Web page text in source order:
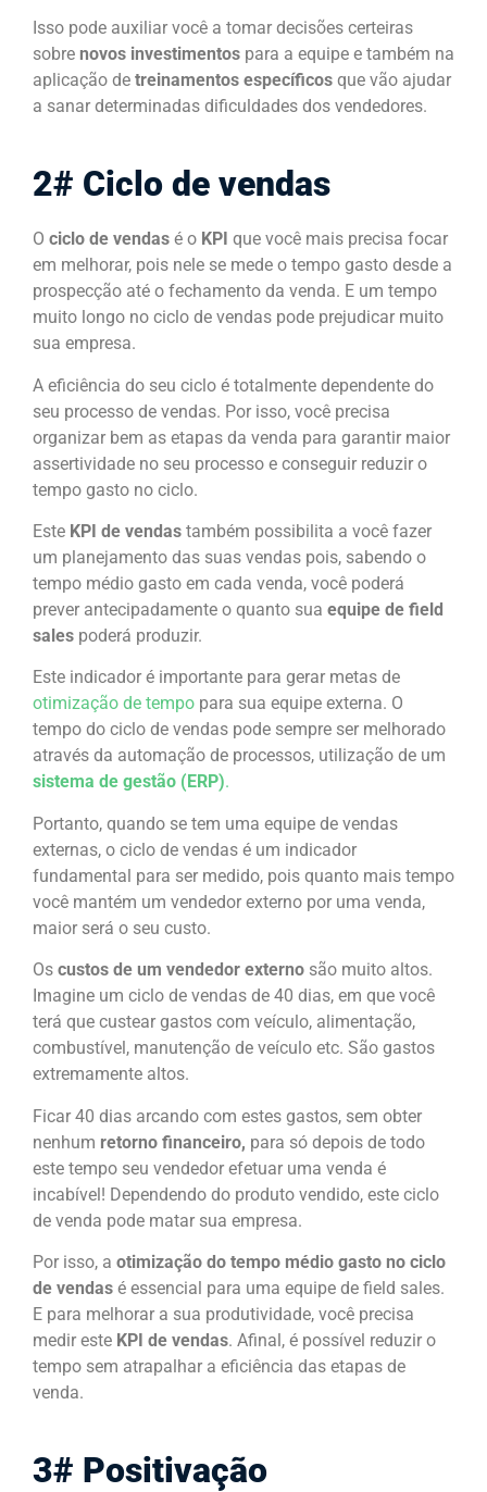
Isso pode auxiliar você a tomar decisões certeiras
sobre novos investimentos para a equipe e também na
aplicação de treinamentos específicos que vão ajudar
a sanar determinadas dificuldades dos vendedores.
2# Ciclo de vendas
O ciclo de vendas é o KPI que você mais precisa focar
em melhorar, pois nele se mede o tempo gasto desde a
prospecção até o fechamento da venda. E um tempo
muito longo no ciclo de vendas pode prejudicar muito
sua empresa.
A eficiência do seu ciclo é totalmente dependente do
seu processo de vendas. Por isso, você precisa
organizar bem as etapas da venda para garantir maior
assertividade no seu processo e conseguir reduzir o
tempo gasto no ciclo.
Este KPI de vendas também possibilita a você fazer
um planejamento das suas vendas pois, sabendo o
tempo médio gasto em cada venda, você poderá
prever antecipadamente o quanto sua equipe de field
sales poderá produzir.
Este indicador é importante para gerar metas de
otimização de tempo para sua equipe externa. O
tempo do ciclo de vendas pode sempre ser melhorado
através da automação de processos, utilização de um
sistema de gestão (ERP).
Portanto, quando se tem uma equipe de vendas
externas, o ciclo de vendas é um indicador
fundamental para ser medido, pois quanto mais tempo
você mantém um vendedor externo por uma venda,
maior será o seu custo.
Os custos de um vendedor externo são muito altos.
Imagine um ciclo de vendas de 40 dias, em que você
terá que custear gastos com veículo, alimentação,
combustível, manutenção de veículo etc. São gastos
extremamente altos.
Ficar 40 dias arcando com estes gastos, sem obter
nenhum retorno financeiro, para só depois de todo
este tempo seu vendedor efetuar uma venda é
incabível! Dependendo do produto vendido, este ciclo
de venda pode matar sua empresa.
Por isso, a otimização do tempo médio gasto no ciclo
de vendas é essencial para uma equipe de field sales.
E para melhorar a sua produtividade, você precisa
medir este KPI de vendas. Afinal, é possível reduzir o
tempo sem atrapalhar a eficiência das etapas de
venda.
3# Positivação